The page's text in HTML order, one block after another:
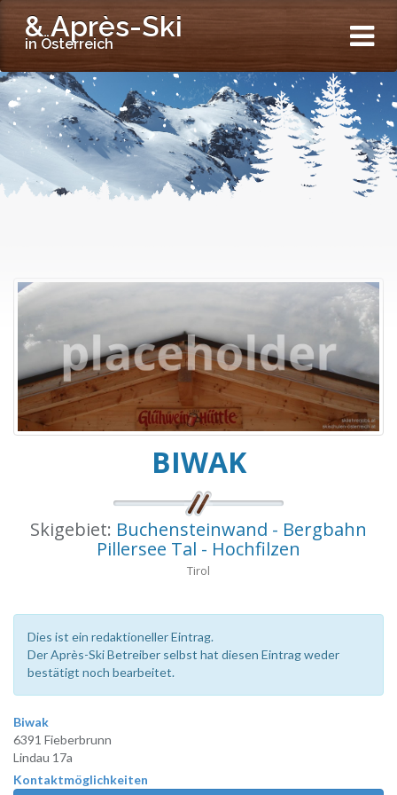
& Après-Ski
in Österreich
BIWAK
Skigebiet: Buchensteinwand - Bergbahn
Pillersee Tal - Hochfilzen
Tirol
Dies ist ein redaktioneller Eintrag.
Der Après-Ski Betreiber selbst hat diesen Eintrag weder
bestätigt noch bearbeitet.
Biwak
6391 Fieberbrunn
Lindau 17a
Kontaktmöglichkeiten